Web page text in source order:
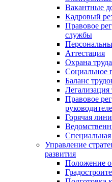
Вакантные
Кадровый
Правовое
службы
Аттестация
Охрана труда
Социальное
Баланс
Правовое
Горячая
Управление
развития
Положение о